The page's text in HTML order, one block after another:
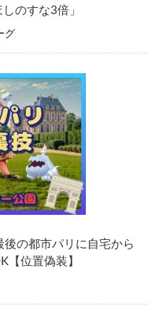
のすな3倍」
グ
後の都市パリに自宅から
位置偽装】